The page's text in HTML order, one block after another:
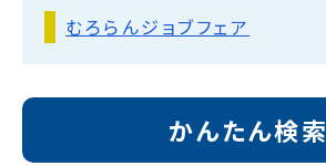
むろらんジョブフェア
かんたん検索